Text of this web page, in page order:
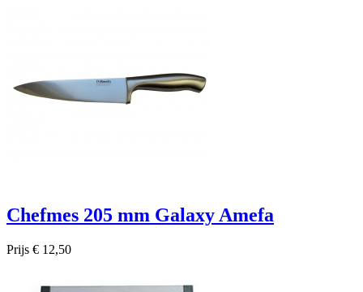
Chefmes 205 mm Galaxy Amefa
Prijs € 12,50